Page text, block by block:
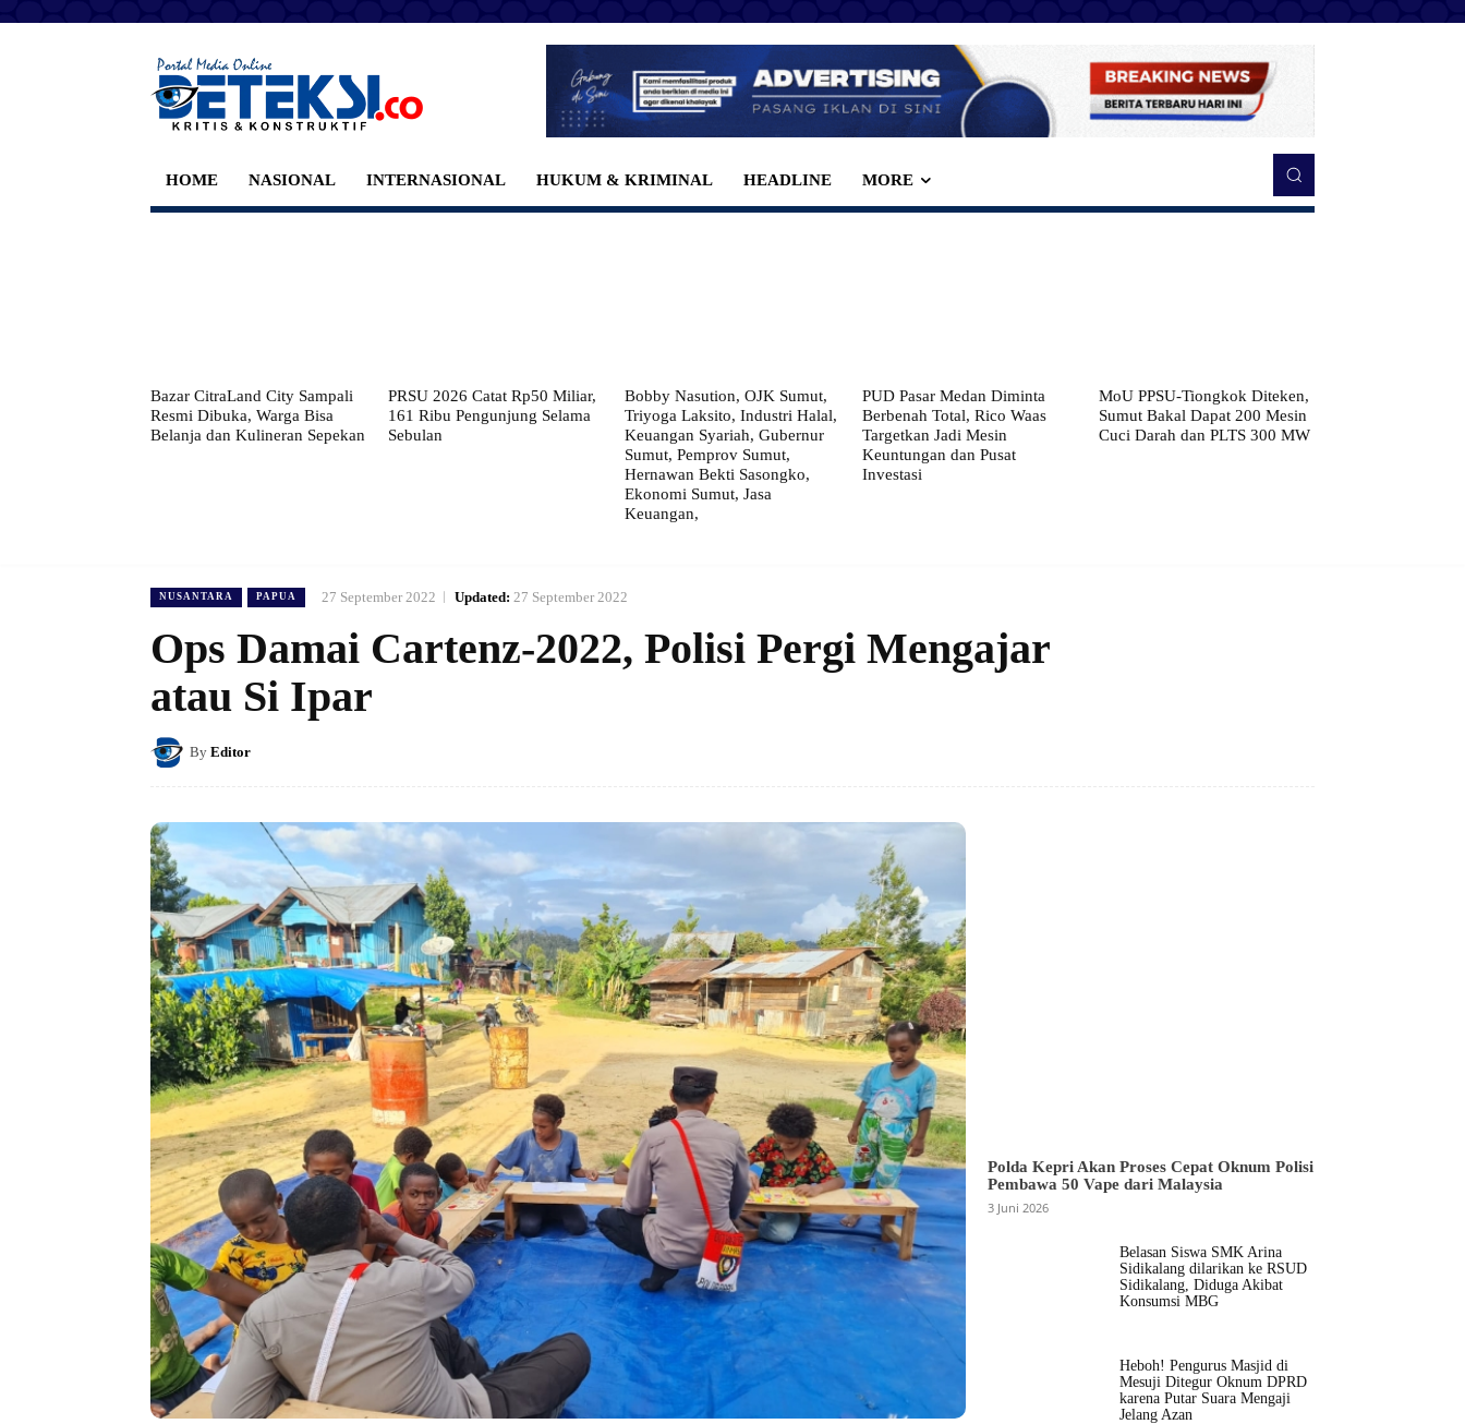
HOME NASIONAL INTERNASIONAL HUKUM & KRIMINAL HEADLINE MORE
Bazar CitraLand City Sampali
Resmi Dibuka, Warga Bisa
Belanja dan Kulineran Sepekan
PRSU 2026 Catat Rp50 Miliar,
161 Ribu Pengunjung Selama
Sebulan
Bobby Nasution, OJK Sumut,
Triyoga Laksito, Industri Halal,
Keuangan Syariah, Gubernur
Sumut, Pemprov Sumut,
Hernawan Bekti Sasongko,
Ekonomi Sumut, Jasa
Keuangan,
PUD Pasar Medan Diminta
Berbenah Total, Rico Waas
Targetkan Jadi Mesin
Keuntungan dan Pusat
Investasi
MoU PPSU-Tiongkok Diteken,
Sumut Bakal Dapat 200 Mesin
Cuci Darah dan PLTS 300 MW
NUSANTARA PAPUA 27 September 2022 Updated: 27 September 2022
Ops Damai Cartenz-2022, Polisi Pergi Mengajar
atau Si Ipar
By Editor
Polda Kepri Akan Proses Cepat Oknum Polisi
Pembawa 50 Vape dari Malaysia
3 Juni 2026
Belasan Siswa SMK Arina
Sidikalang dilarikan ke RSUD
Sidikalang, Diduga Akibat
Konsumsi MBG
Heboh! Pengurus Masjid di
Mesuji Ditegur Oknum DPRD
karena Putar Suara Mengaji
Jelang Azan